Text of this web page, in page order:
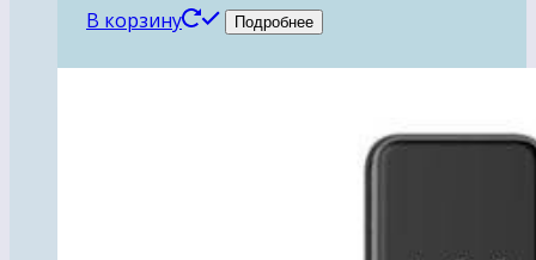
В корзину
Подробнее